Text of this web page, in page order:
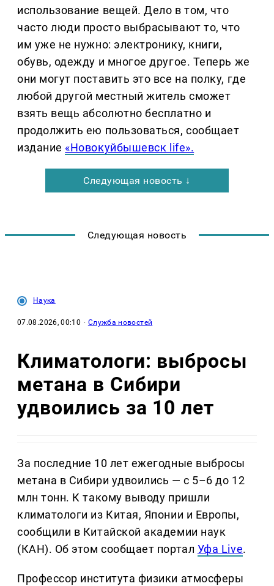
использование вещей. Дело в том, что
часто люди просто выбрасывают то, что
им уже не нужно: электронику, книги,
обувь, одежду и многое другое. Теперь же
они могут поставить это все на полку, где
любой другой местный житель сможет
взять вещь абсолютно бесплатно и
продолжить ею пользоваться, сообщает
издание «Новокуйбышевск life».
Следующая новость ↓
Следующая новость
Наука
07.08.2026, 00:10 · Служба новостей
Климатологи: выбросы
метана в Сибири
удвоились за 10 лет
За последние 10 лет ежегодные выбросы
метана в Сибири удвоились — с 5–6 до 12
млн тонн. К такому выводу пришли
климатологи из Китая, Японии и Европы,
сообщили в Китайской академии наук
(КАН). Об этом сообщает портал Уфа Live.
Профессор института физики атмосферы